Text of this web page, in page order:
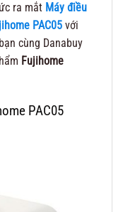
ra mắt Máy điều
PAC05với
cùng Danabuy
Fujihome
PAC05